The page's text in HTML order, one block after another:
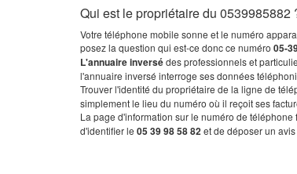
Qui est le propriétaire du 0539985882
Votre téléphone mobile sonne et le numéro
posez la question qui est-ce donc ce numéro 05-
L'annuaire inversédes professionnels et
l'annuaire inversé interroge ses données
Trouver l'identité du propriétaire de la ligne de
simplement le lieu du numéro où il reçoit ses
La page d'information sur le numéro de téléphone
d'identifier le 05 39 98 58 82et de déposer un